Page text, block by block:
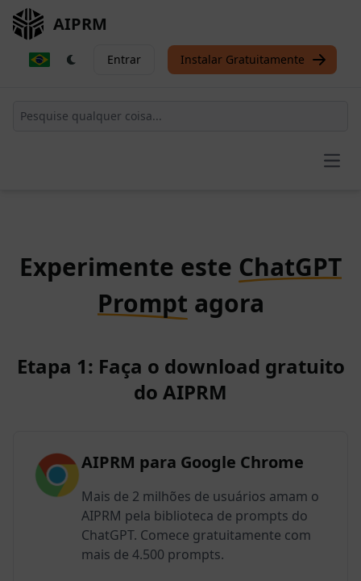
AIPRM
Entrar Instalar Gratuitamente
Experimente este ChatGPT
Prompt agora
Etapa 1: Faça o download gratuito
do AIPRM
AIPRM para Google Chrome
Mais de 2 milhões de usuários amam o
AIPRM pela biblioteca de prompts do
ChatGPT. Comece gratuitamente com
mais de 4.500 prompts.